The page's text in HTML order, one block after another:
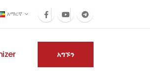
አማርኛ
አግኙን